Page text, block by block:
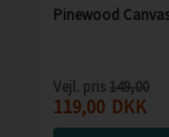
Pinewood
Vejl. pris 149,00
119,00 DKK